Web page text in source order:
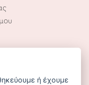
ή έχουμε